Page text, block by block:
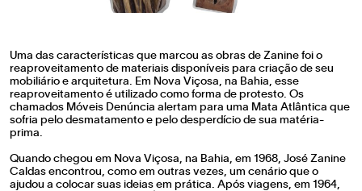
Uma das características que marcou as obras de Zanine foi o
reaproveitamento de materiais disponíveis para criação de seu
mobiliário e arquitetura. Em Nova Viçosa, na Bahia, esse
reaproveitamento é utilizado como forma de protesto. Os
chamados Móveis Denúncia alertam para uma Mata Atlântica que
sofria pelo desmatamento e pelo desperdício de sua matéria-
prima.
Quando chegou em Nova Viçosa, na Bahia, em 1968, José Zanine
Caldas encontrou, como em outras vezes, um cenário que o
ajudou a colocar suas ideias em prática. Após viagens, em 1964,